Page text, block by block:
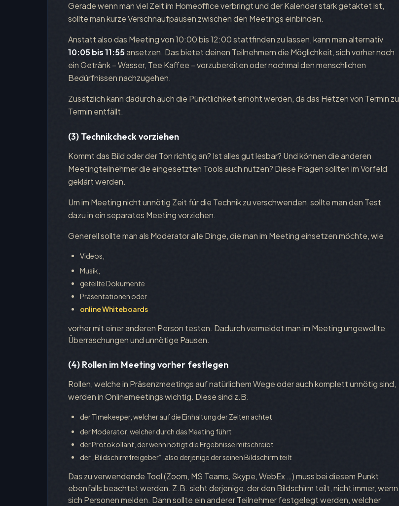
Gerade wenn man viel Zeit im Homeoffice verbringt und der Kalender stark getaktet ist,
sollte man kurze Verschnaufpausen zwischen den Meetings einbinden.
Anstatt also das Meeting von 10:00 bis 12:00 stattfinden zu lassen, kann man alternativ
10:05 bis 11:55ansetzen. Das bietet deinen Teilnehmern die Möglichkeit, sich vorher noch
ein Getränk – Wasser, Tee Kaffee – vorzubereiten oder nochmal den menschlichen
Bedürfnissen nachzugehen.
Zusätzlich kann dadurch auch die Pünktlichkeit erhöht werden, da das Hetzen von Termin zu
Termin entfällt.
(3) Technikcheck vorziehen
Kommt das Bild oder der Ton richtig an? Ist alles gut lesbar? Und können die anderen
Meetingteilnehmer die eingesetzten Tools auch nutzen? Diese Fragen sollten im Vorfeld
geklärt werden.
Um im Meeting nicht unnötig Zeit für die Technik zu verschwenden, sollte man den Test
dazu in ein separates Meeting vorziehen.
Generell sollte man als Moderator alle Dinge, die man im Meeting einsetzen möchte, wie
Videos,
Musik,
geteilte Dokumente
Präsentationen oder
online Whiteboards
vorher mit einer anderen Person testen. Dadurch vermeidet man im Meeting ungewollte
Überraschungen und unnötige Pausen.
(4) Rollen im Meeting vorher festlegen
Rollen, welche in Präsenzmeetings auf natürlichem Wege oder auch komplett unnötig sind,
werden in Onlinemeetings wichtig. Diese sind z.B.
der Timekeeper, welcher auf die Einhaltung der Zeiten achtet
der Moderator, welcher durch das Meeting führt
der Protokollant, der wenn nötigt die Ergebnisse mitschreibt
der „Bildschirmfreigeber“, also derjenige der seinen Bildschirm teilt
Das zu verwendende Tool (Zoom, MS Teams, Skype, WebEx …) muss bei diesem Punkt
ebenfalls beachtet werden. Z.B. sieht derjenige, der den Bildschirm teilt, nicht immer, wenn
sich Personen melden. Dann sollte ein anderer Teilnehmer festgelegt werden, welcher